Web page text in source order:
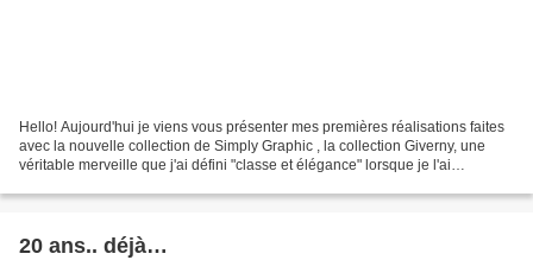
Hello! Aujourd'hui je viens vous présenter mes premières réalisations faites
avec la nouvelle collection de Simply Graphic , la collection Giverny, une
véritable merveille que j'ai défini "classe et élégance" lorsque je l'ai
20 ans.. déjà…